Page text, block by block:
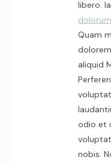
libero.
Quam
aliquid
odio et
nobis.